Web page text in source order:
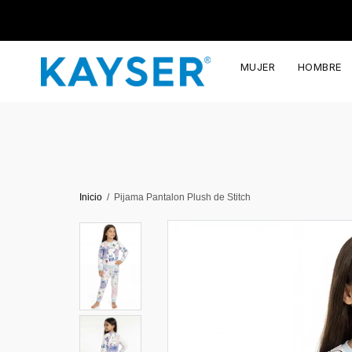
MUJER HOMBRE
Inicio Pijama Pantalon Plush de Stitch